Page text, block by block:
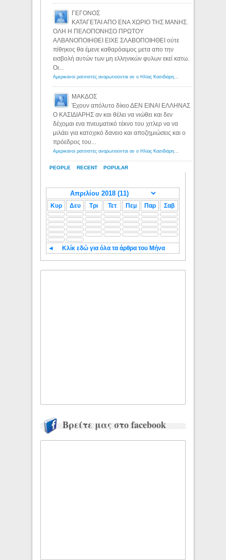
PEOPLE RECENT POPULAR
ΓΕΓΟΝΟΣ
ΚΑΤΑΓΕΤΑΙ ΑΠΟ ΕΝΑ ΧΩΡΙΟ ΤΗΣ ΜΑΝΗΣ.
ΟΛΗ Η ΠΕΛΟΠΟΝΗΣΟ ΠΡΩΤΟΥ
ΑΛΒΑΝΟΠΟΙΗΘΕΙ ΕΙΧΕ ΣΛΑΒΟΠΟΙΗΘΕΙ ούτε
πίθηκος θα έμενε καθαρόαιμος μετα απο την
εισβολή αυτών των μη ελληνικών φυλων εκεί κατω.
Οι...
Αμερικανοί ρατσιστές αναρωτιούνται αν ο Ηλίας Κασιδιάρης ανήκει στη λευκή φυλή... - Λόγιος Ερμής
ΜΑΚΔΟΣ
Έχουν απόλυτο δίκιο ΔΕΝ ΕΙΝΑΙ ΕΛΛΗΝΑΣ
Ο ΚΑΣΙΔΙΑΡΗΣ αν και θέλει να νιώθει και δεν
δέχομαι ενα πνευματικό τέκνο του χιτλερ να να
μιλάει για κατοχικό δανειο και αποζημιώσεις και ο
πρόεδρος του...
Αμερικανοί ρατσιστές αναρωτιούνται αν ο Ηλίας Κασιδιάρης ανήκει στη λευκή φυλή... - Λόγιος Ερμής
Κυρ Δευ Τρι Τετ Πεμ Παρ Σαβ
◄ Κλίκ εδώ για όλα τα άρθρα του Μήνα
Βρείτε μας στο facebook